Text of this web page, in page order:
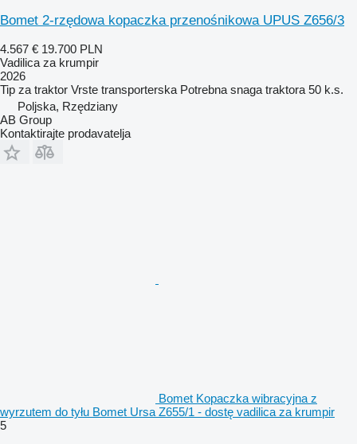
Bomet 2-rzędowa kopaczka przenośnikowa UPUS Z656/3
4.567 € 19.700 PLN
Vadilica za krumpir
2026
Tip za traktor Vrste transporterska Potrebna snaga traktora 50 k.s.
Poljska, Rzędziany
AB Group
Kontaktirajte prodavatelja
Bomet Kopaczka wibracyjna z
wyrzutem do tyłu Bomet Ursa Z655/1 - dostę vadilica za krumpir
5